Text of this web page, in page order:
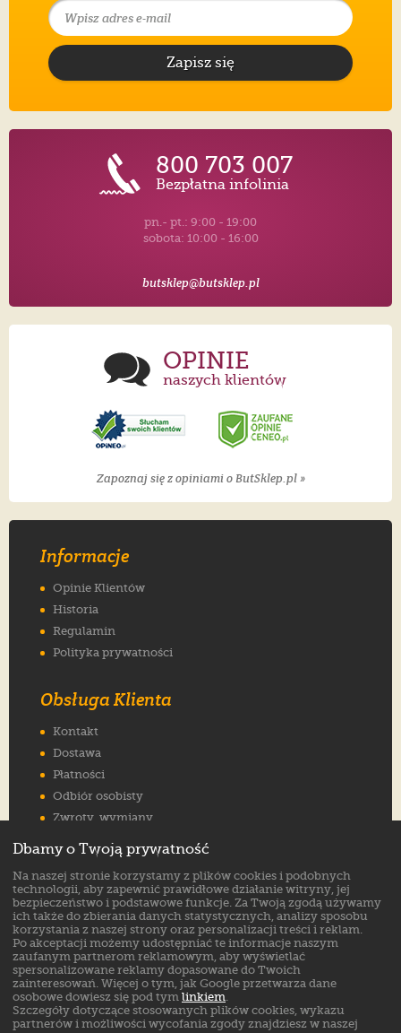
Zapisz się
800 703 007
Bezpłatna infolinia
pn.- pt.: 9:00 - 19:00
sobota: 10:00 - 16:00
butsklep@butsklep.pl
OPINIE
naszych klientów
Zapoznaj się z opiniami o ButSklep.pl »
Informacje
Opinie Klientów
Historia
Regulamin
Polityka prywatności
Obsługa Klienta
Kontakt
Dostawa
Płatności
Odbiór osobisty
Zwroty, wymiany
Jak wybrać rozmiar
FAQ
Znajdź nas na:
Dbamy o Twoją prywatność
Na naszej stronie korzystamy z plików cookies i podobnych
technologii, aby zapewnić prawidłowe działanie witryny, jej
bezpieczeństwo i podstawowe funkcje. Za Twoją zgodą używamy
ich także do zbierania danych statystycznych, analizy sposobu
korzystania z naszej strony oraz personalizacji treści i reklam.
Po akceptacji możemy udostępniać te informacje naszym
zaufanym partnerom reklamowym, aby wyświetlać
spersonalizowane reklamy dopasowane do Twoich
zainteresowań. Więcej o tym, jak Google przetwarza dane
osobowe dowiesz się pod tym linkiem.
Szczegóły dotyczące stosowanych plików cookies, wykazu
partnerów i możliwości wycofania zgody znajdziesz w naszej